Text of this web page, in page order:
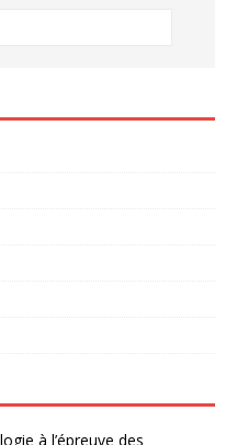
à l’épreuve des